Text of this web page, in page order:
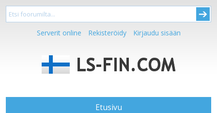
Serverit online Rekisteröidy Kirjaudu sisään
Etusivu